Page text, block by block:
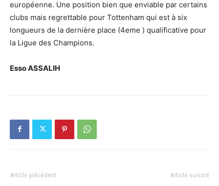
européenne. Une position bien que enviable par certains
clubs mais regrettable pour Tottenham qui est à six
longueurs de la dernière place (4eme ) qualificative pour
la Ligue des Champions.
Esso ASSALIH
Article précédent Article suivant